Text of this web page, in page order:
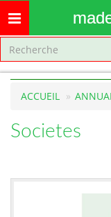
Toggle
navigation
ACCUEIL
Societes